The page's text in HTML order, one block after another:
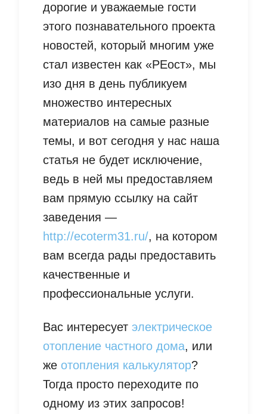
дорогие и уважаемые гости
этого познавательного проекта
новостей, который многим уже
стал известен как «РЕост», мы
изо дня в день публикуем
множество интересных
материалов на самые разные
темы, и вот сегодня у нас наша
статья не будет исключение,
ведь в ней мы предоставляем
вам прямую ссылку на сайт
заведения —
http://ecoterm31.ru/, на котором
вам всегда рады предоставить
качественные и
профессиональные услуги.
Вас интересует электрическое
отопление частного дома, или
же отопления калькулятор?
Тогда просто переходите по
одному из этих запросов!